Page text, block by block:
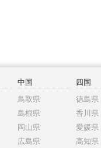
中国
鳥取県
島根県
岡山県
広島県
四国
徳島県
香川県
愛媛県
高知県